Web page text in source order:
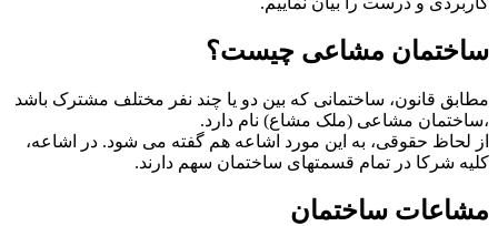
ساختمان مشاعی چیست؟
مطابق قانون، ساختمانی که بین دو یا چند نفر مختلف مشترک باشد
،ساختمان مشاعی (ملک مشاع) نام دارد.
از لحاظ حقوقی، به این مورد اشاعه هم گفته می شود. در اشاعه،
کلیه شرکا در تمام قسمتهای ساختمان سهم دارند.
مشاعات ساختمان